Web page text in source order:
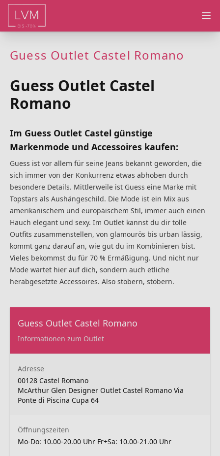
Guess Outlet Castel Romano
Guess Outlet Castel
Romano
Im Guess Outlet Castel günstige
Markenmode und Accessoires kaufen:
Guess ist vor allem für seine Jeans bekannt geworden, die
sich immer von der Konkurrenz etwas abhoben durch
besondere Details. Mittlerweile ist Guess eine Marke mit
Topstars als Aushängeschild. Die Mode ist ein Mix aus
amerikanischem und europäischem Stil, immer auch einen
Hauch elegant und sexy. Im Outlet kannst du dir tolle
Outfits zusammenstellen, von glamourös bis urban lässig,
kommt ganz darauf an, wie gut du im Kombinieren bist.
Vieles bekommst du für 70 % Ermäßigung. Und nicht nur
Mode wartet hier auf dich, sondern auch etliche
herabgesetzte Accessoires. Also stöbern, stöbern.
Guess Outlet Castel Romano
Informationen zum Outlet
Adresse
00128 Castel Romano
McArthur Glen Designer Outlet Castel Romano Via
Ponte di Piscina Cupa 64
Öffnungszeiten
Mo-Do: 10.00-20.00 Uhr Fr+Sa: 10.00-21.00 Uhr